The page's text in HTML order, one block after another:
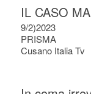
IL CASO
9/2)2023
PRISMA
Cusano Italia Tv